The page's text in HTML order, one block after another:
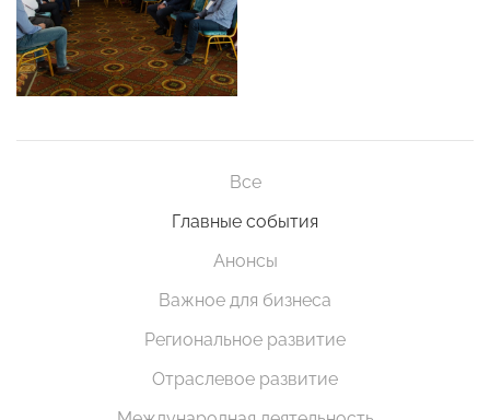
Все
Главные события
Анонсы
Важное для бизнеса
Региональное развитие
Отраслевое развитие